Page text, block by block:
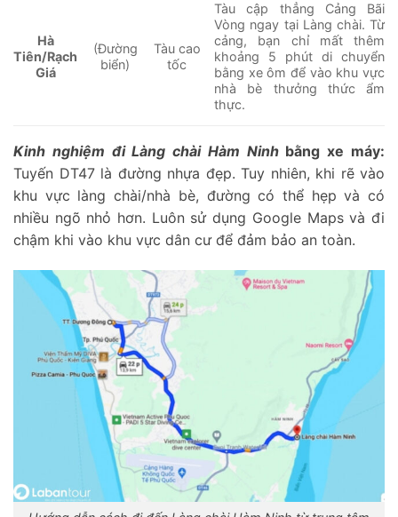
Hà
Tiên/Rạch
Giá
(Đường
biển)
Tàu cao
tốc
Tàu cập thẳng Cảng Bãi
Vòng ngay tại Làng chài. Từ
cảng, bạn chỉ mất thêm
khoảng 5 phút di chuyển
bằng xe ôm để vào khu vực
nhà bè thưởng thức ẩm
thực.
Kinh nghiệm đi Làng chài Hàm Ninhbằng xe máy:
Tuyến DT47 là đường nhựa đẹp. Tuy nhiên, khi rẽ vào
khu vực làng chài/nhà bè, đường có thể hẹp và có
nhiều ngõ nhỏ hơn. Luôn sử dụng Google Maps và đi
chậm khi vào khu vực dân cư để đảm bảo an toàn.